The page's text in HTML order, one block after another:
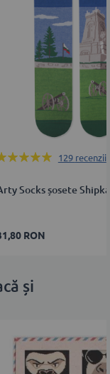
129 recenzii
Socks șosete Shipka
RON
și